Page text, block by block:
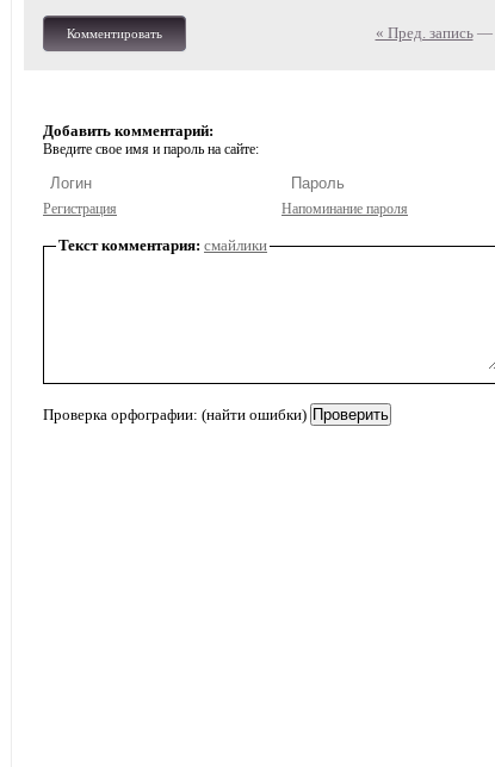
Комментировать « Пред. запись—
Добавить комментарий:
Введите свое имя и пароль на сайте:
Регистрация Напоминание пароля
Текст комментария: смайлики
Проверка орфографии: (найти ошибки)